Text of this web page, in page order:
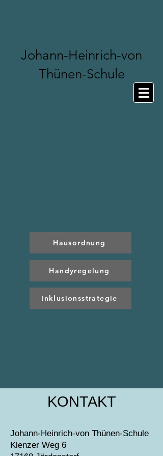
Johann-Heinrich-von
Thünen-Schule
Hausordnung
Handyregelung
Inklusionsstrategie
KONTAKT
Johann-Heinrich-von Thünen-Schule
Klenzer Weg 6